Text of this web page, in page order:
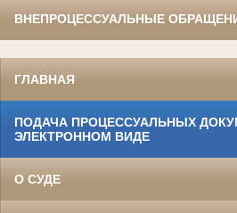
ВНЕПРОЦЕССУАЛЬНЫЕ
ГЛАВНАЯ
ПОДАЧА ПРОЦЕССУАЛЬНЫХ
ЭЛЕКТРОННОМ ВИДЕ
О СУДЕ